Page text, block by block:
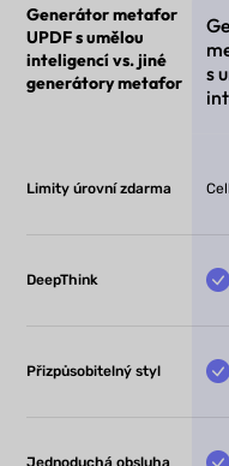
Generátor metafor
UPDF s umělou
inteligencí vs. jiné
generátory metafor
s
Limity úrovní zdarma
DeepThink
Přizpůsobitelný styl